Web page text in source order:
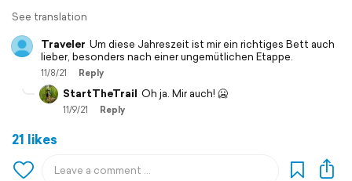
See translation
Traveler Um diese Jahreszeit ist mir ein richtiges Bett auch
lieber, besonders nach einer ungemütlichen Etappe.
11/8/21 Reply
StartTheTrail Oh ja. Mir auch! 🥶
11/9/21 Reply
21 likes